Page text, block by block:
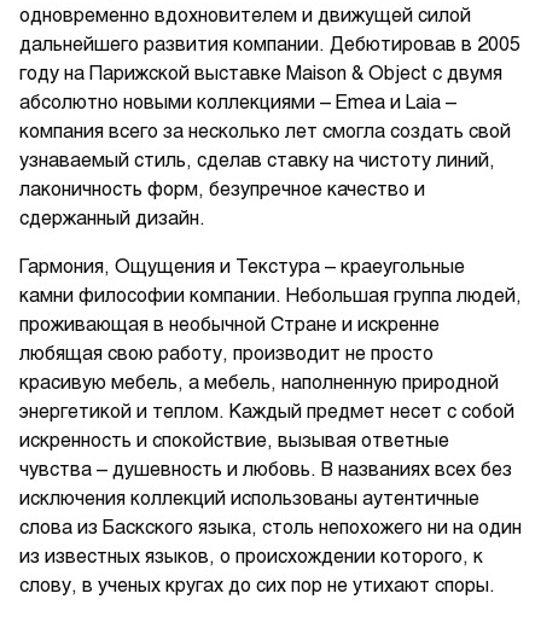
одновременно вдохновителем и движущей силой
дальнейшего развития компании. Дебютировав в 2005
году на Парижской выставке Maison & Object с двумя
абсолютно новыми коллекциями – Emea и Laia –
компания всего за несколько лет смогла создать свой
узнаваемый стиль, сделав ставку на чистоту линий,
лаконичность форм, безупречное качество и
сдержанный дизайн.
Гармония, Ощущения и Текстура – краеугольные
камни философии компании. Небольшая группа людей,
проживающая в необычной Стране и искренне
любящая свою работу, производит не просто
красивую мебель, а мебель, наполненную природной
энергетикой и теплом. Каждый предмет несет с собой
искренность и спокойствие, вызывая ответные
чувства – душевность и любовь. В названиях всех без
исключения коллекций использованы аутентичные
слова из Баскского языка, столь непохожего ни на один
из известных языков, о происхождении которого, к
слову, в ученых кругах до сих пор не утихают споры.